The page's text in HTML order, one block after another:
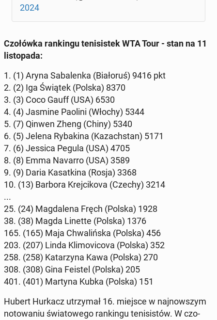
2024
Czo­łów­ka ran­kin­gu te­ni­si­stek WTA Tour - stan na 11
li­sto­pa­da:
1. (1) Aryna Sa­ba­len­ka (Bia­ło­ruś) 9416 pkt
2. (2) Iga Świątek (Polska) 8370
3. (3) Coco Gauff (USA) 6530
4. (4) Jasmine Paolini (Włochy) 5344
5. (7) Qinwen Zheng (Chiny) 5340
6. (5) Jelena Ry­ba­ki­na (Ka­zach­stan) 5171
7. (6) Jessica Pegula (USA) 4705
8. (8) Emma Navarro (USA) 3589
9. (9) Daria Ka­sat­ki­na (Rosja) 3368
10. (13) Barbora Krej­ci­ko­va (Czechy) 3214
...
25. (24) Mag­da­le­na Fręch (Polska) 1928
38. (38) Magda Linette (Polska) 1376
165. (165) Maja Chwa­liń­ska (Polska) 456
203. (207) Linda Kli­mo­vi­co­va (Polska) 352
258. (258) Ka­ta­rzy­na Kawa (Polska) 270
308. (308) Gina Feistel (Polska) 205
401. (401) Martyna Kubka (Polska) 151
Hubert Hurkacz utrzy­mał 16. miejsce w naj­now­szym
no­to­wa­niu świa­to­we­go ran­kin­gu te­ni­si­stów. W czo­